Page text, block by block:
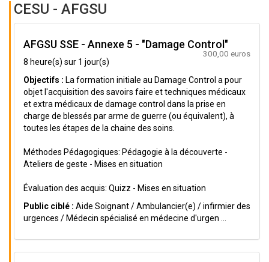
CESU - AFGSU
AFGSU SSE - Annexe 5 - "Damage Control"
300,00 euros
8 heure(s) sur 1 jour(s)
Objectifs : La formation initiale au Damage Control a pour
objet l'acquisition des savoirs faire et techniques médicaux
et extra médicaux de damage control dans la prise en
charge de blessés par arme de guerre (ou équivalent), à
toutes les étapes de la chaine des soins.
Méthodes Pédagogiques: Pédagogie à la découverte -
Ateliers de geste - Mises en situation
Évaluation des acquis: Quizz - Mises en situation
Public ciblé : Aide Soignant / Ambulancier(e) / infirmier des
urgences / Médecin spécialisé en médecine d'urgen ...